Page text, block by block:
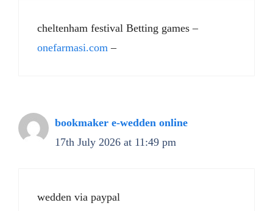
cheltenham festival Betting games –
onefarmasi.com –
bookmaker e-wedden online
17th July 2026 at 11:49 pm
wedden via paypal